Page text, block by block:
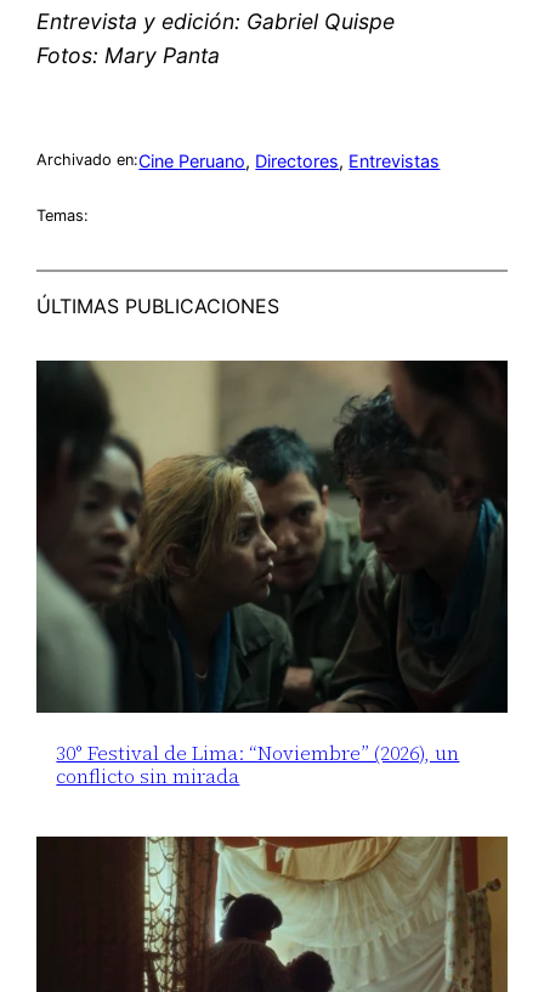
Entrevista y edición: Gabriel Quispe
Fotos: Mary Panta
Archivado en:Cine Peruano, Directores, Entrevistas
Temas:
ÚLTIMAS PUBLICACIONES
30° Festival de Lima: “Noviembre” (2026), un
conflicto sin mirada